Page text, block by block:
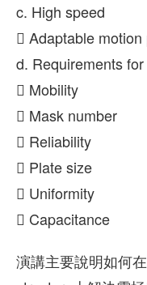
c. High speed
 Adaptable motion
d. Requirements
 Mobility
 Mask number
 Reliability
 Plate size
 Uniformity
 Capacitance
演講主要說明如何